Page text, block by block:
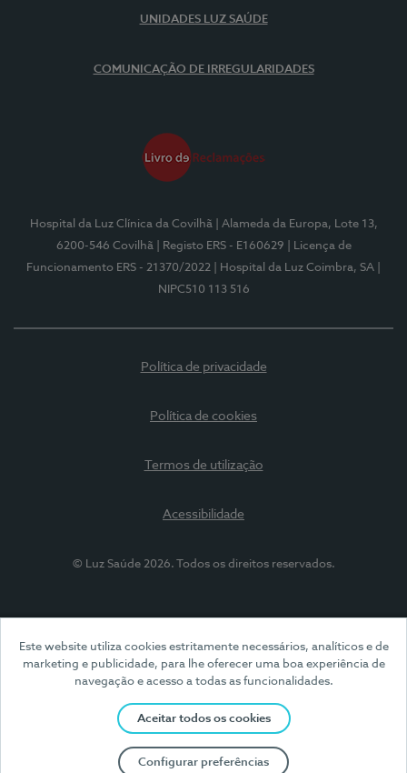
Este website utiliza cookies estritamente necessários, analíticos e de
marketing e publicidade, para lhe oferecer uma boa experiência de
navegação e acesso a todas as funcionalidades.
Aceitar todos os cookies
Configurar preferências
UNIDADES LUZ SAÚDE
COMUNICAÇÃO DE IRREGULARIDADES
Hospital da Luz Clínica da Covilhã
| Alameda da Europa, Lote 13,
6200-546 Covilhã
| Registo ERS - E160629
| Licença de
Funcionamento ERS - 21370/2022
| Hospital da Luz Coimbra, SA
NIPC510 113 516
Política de privacidade
Política de cookies
Termos de utilização
Acessibilidade
© Luz Saúde 2026. Todos os direitos reservados.